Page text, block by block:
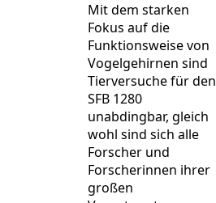
Mit dem starken
Fokus auf die
Funktionsweise von
Vogelgehirnen sind
Tierversuche für den
SFB 1280
unabdingbar, gleich
wohl sind sich alle
Forscher und
Forscherinnen ihrer
großen